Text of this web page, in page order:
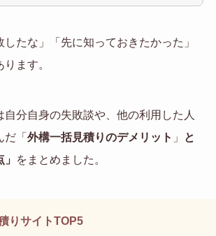
たな」「先に知っておきたかった」
ます。
自分自身の失敗談や、他の利用した人
「 外構一括見積りのデメリット 」
と
をまとめました。
りサイトTOP5